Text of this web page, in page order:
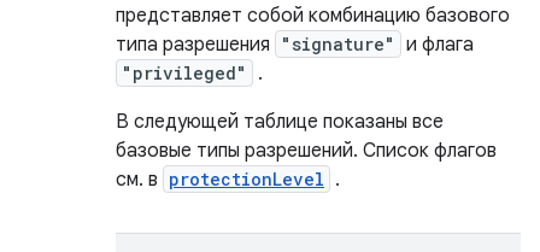
представляет собой комбинацию базового
типа разрешения
"signature" и флага
"privileged"
.
В следующей таблице показаны все
базовые типы разрешений. Список флагов
см. в protectionLevel .